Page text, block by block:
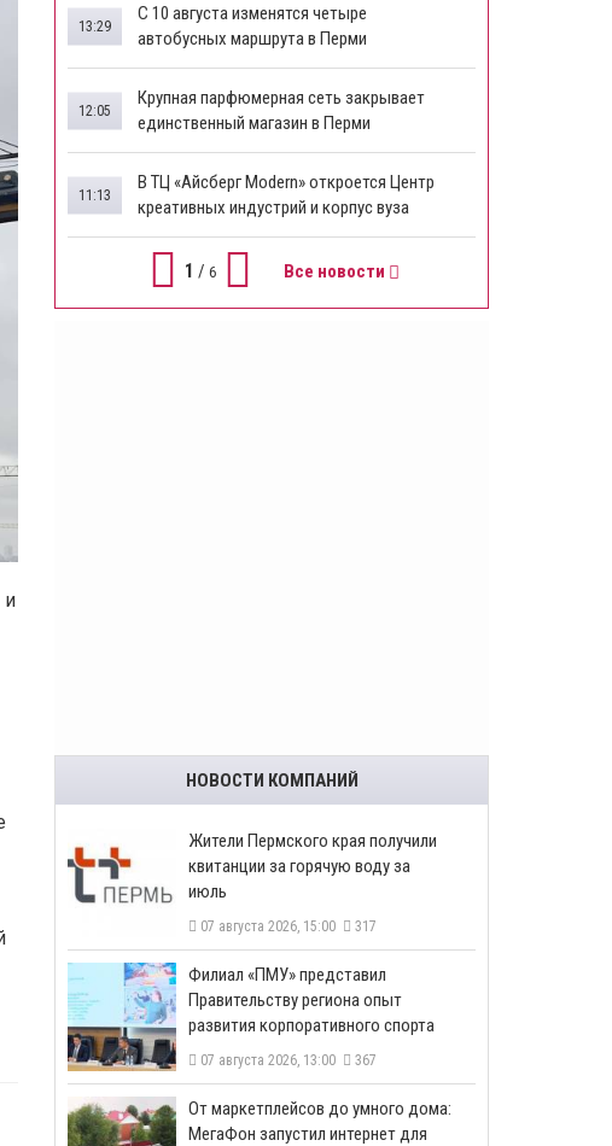
и
​С 10 августа изменятся четыре
автобусных маршрута в Перми
13:29
​Крупная парфюмерная сеть закрывает
единственный магазин в Перми
12:05
​В ТЦ «Айсберг Modern» откроется Центр
креативных индустрий и корпус вуза
11:13
1 / 6 Все новости
НОВОСТИ КОМПАНИЙ
​Жители Пермского края получили
квитанции за горячую воду за
июль
07 августа 2026, 15:00 317
​Филиал «ПМУ» представил
Правительству региона опыт
развития корпоративного спорта
07 августа 2026, 13:00 367
От маркетплейсов до умного дома:
МегаФон запустил интернет для